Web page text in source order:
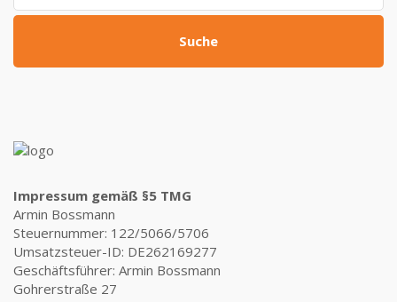
Suche
Impressum gemäß §5 TMG
Armin Bossmann
Steuernummer: 122/5066/5706
Umsatzsteuer-ID: DE262169277
Geschäftsführer: Armin Bossmann
Gohrerstraße 27